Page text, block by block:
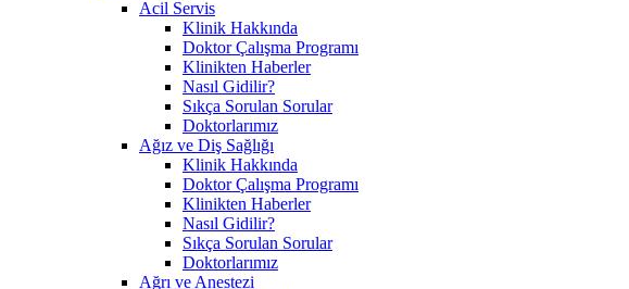
Acil Servis
Klinik Hakkında
Doktor Çalışma Programı
Klinikten Haberler
Nasıl Gidilir?
Sıkça Sorulan Sorular
Doktorlarımız
Ağız ve Diş Sağlığı
Klinik Hakkında
Doktor Çalışma Programı
Klinikten Haberler
Nasıl Gidilir?
Sıkça Sorulan Sorular
Doktorlarımız
Ağrı ve Anestezi